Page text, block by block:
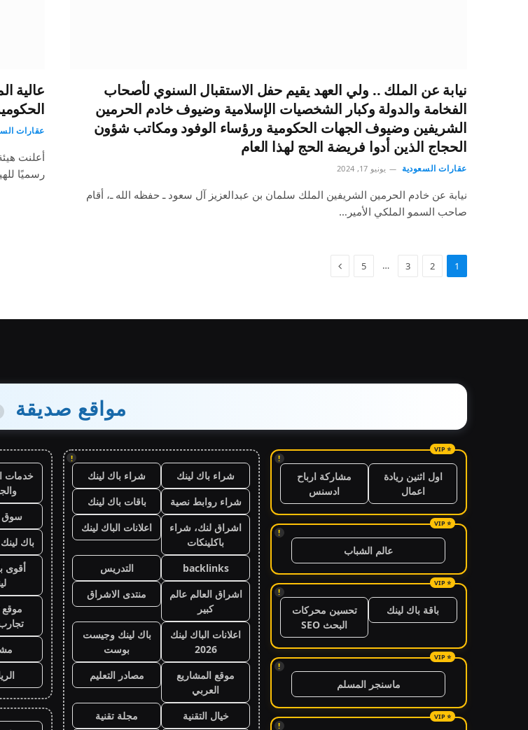
نيابة عن الملك .. ولي العهد يقيم حفل الاستقبال السنوي لأصحاب
الفخامة والدولة وكبار الشخصيات الإسلامية وضيوف خادم الحرمين
الشريفين وضيوف الجهات الحكومية ورؤساء الوفود ومكاتب شؤون
الحجاج الذين أدوا فريضة الحج لهذا العام
عقارات السعودية يونيو 17, 2024
نيابة عن خادم الحرمين الشريفين الملك سلمان بن عبدالعزيز آل سعود ـ حفظه الله ـ، أقام
صاحب السمو الملكي الأمير…
عالية
عقارات
أعلنت
رسميًا
1
2
3
…
5
مواقع صديقة
!
اول اثنين ريادة
اعمال
مشاركة ارباح
ادسنس
!
عالم الشباب
!
باقة باك لينك
تحسين محركات
البحث SEO
!
ماسنجر المسلم
!
!
شراء باك لينك
شراء باك لينك
شراء روابط نصية
باقات باك لينك
اشراق لنك، شراء
باكلينكات
اعلانات الباك لينك
backlinks
التدريس
اشراق العالم عالم
كبير
منتدى الاشراق
اعلانات الباك لينك
2026
باك لينك وجيست
بوست
موقع المشاريع
العربي
مصادر التعليم
خيال التقنية مجلة تقنية
خدمات
سوق
باك لينك
أقوى
موقع